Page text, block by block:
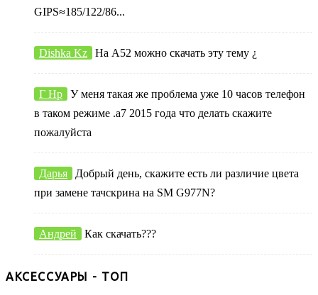
GIPS≈185/122/86...
Dishka Kz На А52 можно скачать эту тему ¿
Г Нр
У меня такая же проблема уже 10 часов телефон
в таком режиме .а7 2015 года что делать скажите
пожалуйста
Дарья
Добрый день, скажите есть ли различие цвета
при замене тачскрина на SM G977N?
Андрей Как скачать???
АКСЕССУАРЫ - ТОП